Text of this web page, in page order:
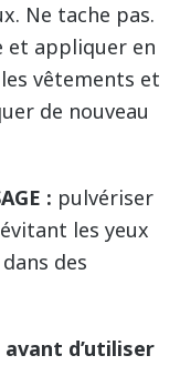
Ne tache pas.
et appliquer en
vêtements et
de nouveau
: pulvériser
les yeux
des
d’utiliser